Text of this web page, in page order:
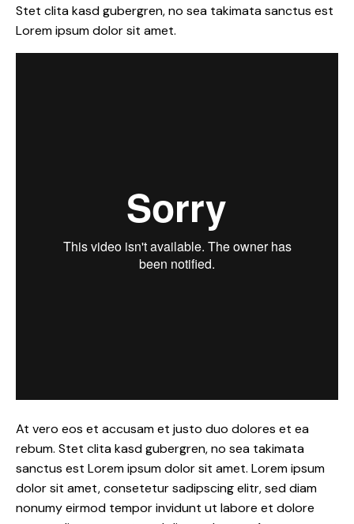
Stet clita kasd gubergren, no sea takimata sanctus est
Lorem ipsum dolor sit amet.
At vero eos et accusam et justo duo dolores et ea
rebum. Stet clita kasd gubergren, no sea takimata
sanctus est Lorem ipsum dolor sit amet. Lorem ipsum
dolor sit amet, consetetur sadipscing elitr, sed diam
nonumy eirmod tempor invidunt ut labore et dolore